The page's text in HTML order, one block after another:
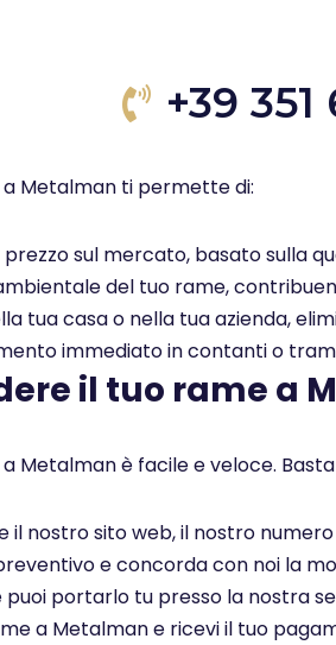
+39
Metalman ti permette di:
sul mercato, basato sulla
del tuo rame,
tua casa o nella tua azienda,
immediato in contanti o
il tuo rame a
Metalman è facile e veloce.
nostro sito web, il nostro
e concorda con noi la
portarlo tu presso la nostra
a Metalman e ricevi il tuo